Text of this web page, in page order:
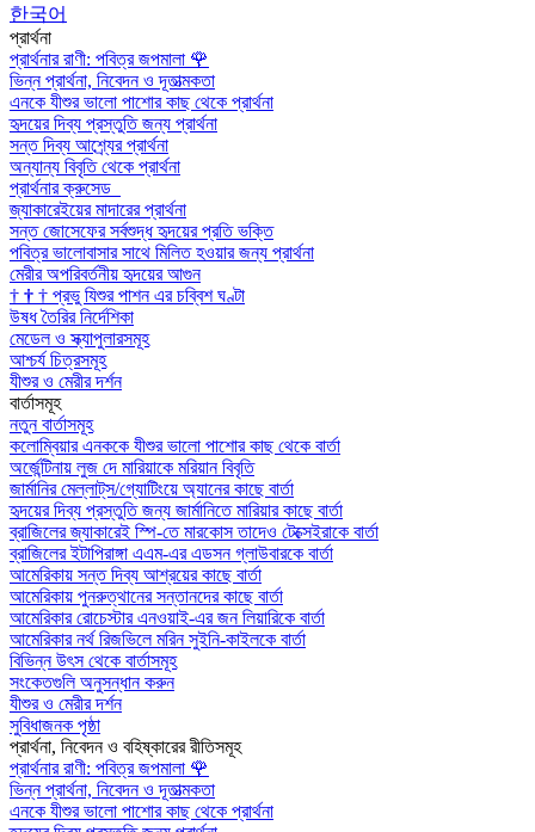
한국어
প্রার্থনা
প্রার্থনার রাণী: পবিত্র জপমালা 🌹
ভিন্ন প্রার্থনা, নিবেদন ও দূতাত্মকতা
এনকে যীশুর ভালো পাশোর কাছ থেকে প্রার্থনা
হৃদয়ের দিব্য প্রস্তুতি জন্য প্রার্থনা
সন্ত দিব্য আশ্র্যের প্রার্থনা
অন্যান্য বিবৃতি থেকে প্রার্থনা
প্রার্থনার ক্রুসেড
জ্যাকারেইয়ের মাদারের প্রার্থনা
সন্ত জোসেফের সর্বশুদ্ধ হৃদয়ের প্রতি ভক্তি
পবিত্র ভালোবাসার সাথে মিলিত হওয়ার জন্য প্রার্থনা
মেরীর অপরিবর্তনীয় হৃদয়ের আগুন
† † † প্রভু যিশুর পাশন এর চব্বিশ ঘণ্টা
উষধ তৈরির নির্দেশিকা
মেডেল ও স্ক্যাপুলারসমূহ
আশ্চর্য চিত্রসমূহ
যীশুর ও মেরীর দর্শন
বার্তাসমূহ
নতুন বার্তাসমূহ
কলোম্বিয়ার এনককে যীশুর ভালো পাশোর কাছ থেকে বার্তা
অর্জেন্টিনায় লুজ দে মারিয়াকে মরিয়ান বিবৃতি
জার্মানির মেল্লাট্‌স/গ্যোটিংয়ে অ্যানের কাছে বার্তা
হৃদয়ের দিব্য প্রস্তুতি জন্য জার্মানিতে মারিয়ার কাছে বার্তা
ব্রাজিলের জ্যাকারেই স্পি-তে মারকোস তাদেও টেক্সেইরাকে বার্তা
ব্রাজিলের ইটাপিরাঙ্গা এএম-এর এডসন গ্লাউবারকে বার্তা
আমেরিকায় সন্ত দিব্য আশ্রয়ের কাছে বার্তা
আমেরিকায় পুনরুত্থানের সন্তানদের কাছে বার্তা
আমেরিকার রোচেস্টার এনওয়াই-এর জন লিয়ারিকে বার্তা
আমেরিকার নর্থ রিজভিলে মরিন সুইনি-কাইলকে বার্তা
বিভিন্ন উৎস থেকে বার্তাসমূহ
সংকেতগুলি অনুসন্ধান করুন
যীশুর ও মেরীর দর্শন
সুবিধাজনক পৃষ্ঠা
প্রার্থনা, নিবেদন ও বহিষ্কারের রীতিসমূহ
প্রার্থনার রাণী: পবিত্র জপমালা 🌹
ভিন্ন প্রার্থনা, নিবেদন ও দূতাত্মকতা
এনকে যীশুর ভালো পাশোর কাছ থেকে প্রার্থনা